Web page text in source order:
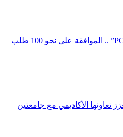
برنامج “POWER EXPORT” .. الموافقة على نحو 100 طلب
تعاونها الأكاديمي مع جامعتين